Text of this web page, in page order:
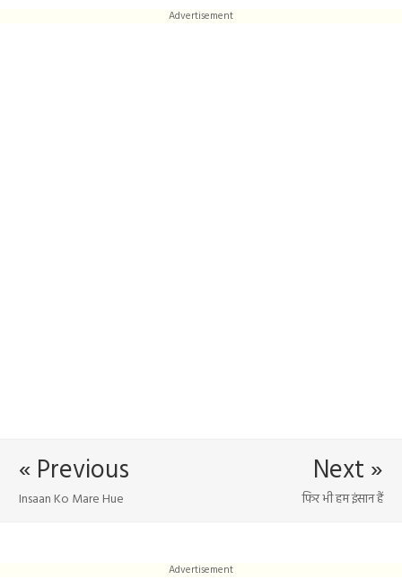
Advertisement
Next »
फिर भी हम इंसान हैं
« Previous
Insaan Ko Mare Hue
Advertisement